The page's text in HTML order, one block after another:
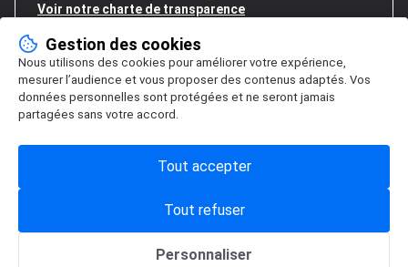
Voir notre charte de transparence
Gestion des cookies
Gestion des cookies
Nous utilisons des cookies pour améliorer votre expérience,
mesurer l’audience et vous proposer des contenus adaptés. Vos
données personnelles sont protégées et ne seront jamais
partagées sans votre accord.
Personnaliser
Tout refuser
Tout accepter